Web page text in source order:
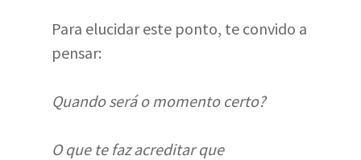
Para elucidar este ponto, te convido a
pensar:
Quando será o momento certo?
O que te faz acreditar que